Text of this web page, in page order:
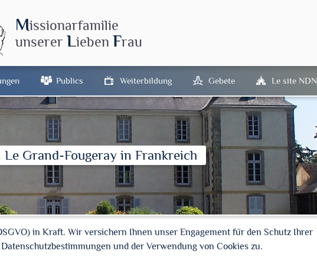
Missionarfamilie
unserer Lieben Frau
Publics Weiterbildung Gebete Le site NDN
Le Grand-Fougeray in Frankreich
in Kraft. Wir versichern Ihnen unser Engagement für den Schutz Ihrer
und der Verwendung von Cookies zu.